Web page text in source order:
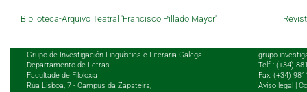
Biblioteca-Arquivo Teatral 'Francisco Pillado Mayor'
Grupo de Investigación Lingüística e Literaria Galega
Departamento de Letras.
Facultade de Filoloxía
Rúa Lisboa, 7 - Campus da Zapateira,
Telf.: (+34)
Fax: (+34)
Aviso legal |